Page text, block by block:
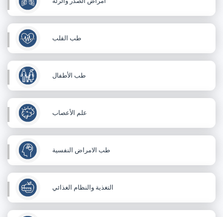
طب القلب
طب الأطفال
علم الأعصاب
طب الامراض النفسية
التغذية والنظام الغذائي